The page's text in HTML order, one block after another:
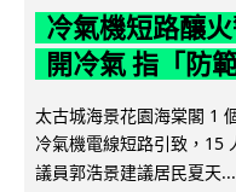
冷氣機短路釀
開冷氣 指「防
太古城海景花園海棠閣 1
冷氣機電線短路引致，15
議員郭浩景建議居民夏天...